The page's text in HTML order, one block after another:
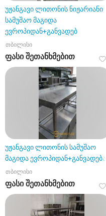
უჟანგავი ლითონის ნიჟარიანი
სამუშაო მაგიდა
ევროპიდან+განვადებ
თბილისი
ფასი შეთანხმებით
უჟანგავი ლითონის სამუშაო
მაგიდა ევროპიდან+განვადება
თბილისი
ფასი შეთანხმებით